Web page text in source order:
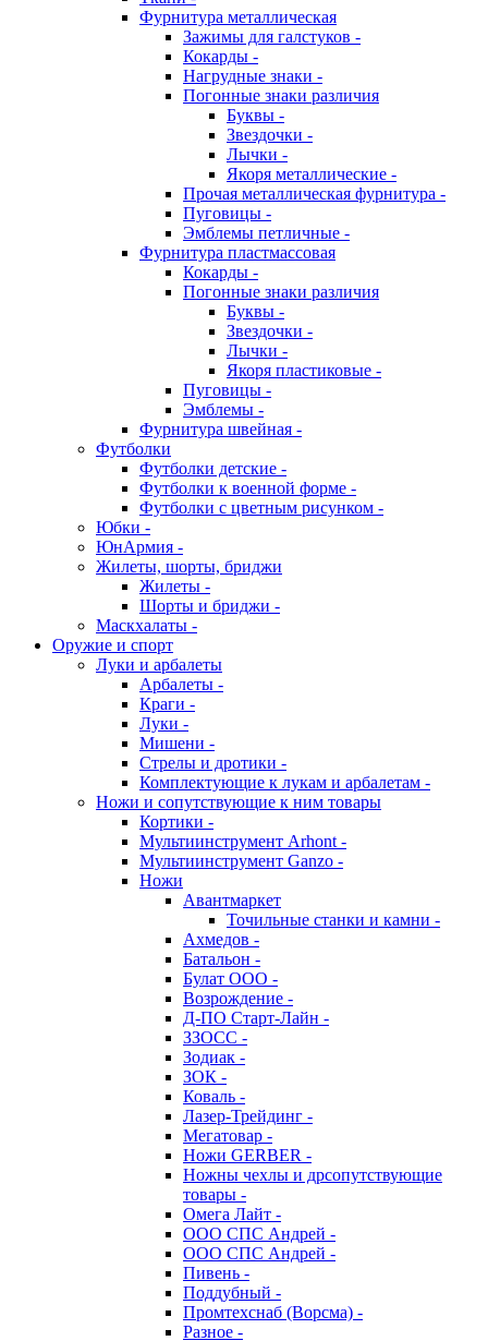
Фурнитура металлическая
Зажимы для галстуков -
Кокарды -
Нагрудные знаки -
Погонные знаки различия
Буквы -
Звездочки -
Лычки -
Якоря металлические -
Прочая металлическая фурнитура -
Пуговицы -
Эмблемы петличные -
Фурнитура пластмассовая
Кокарды -
Погонные знаки различия
Буквы -
Звездочки -
Лычки -
Якоря пластиковые -
Пуговицы -
Эмблемы -
Фурнитура швейная -
Футболки
Футболки детские -
Футболки к военной форме -
Футболки с цветным рисунком -
Юбки -
ЮнАрмия -
Жилеты, шорты, бриджи
Жилеты -
Шорты и бриджи -
Маскхалаты -
Оружие и спорт
Луки и арбалеты
Арбалеты -
Краги -
Луки -
Мишени -
Стрелы и дротики -
Комплектующие к лукам и арбалетам -
Ножи и сопутствующие к ним товары
Кортики -
Мультиинструмент Arhont -
Мультиинструмент Ganzo -
Ножи
Авантмаркет
Точильные станки и камни -
Ахмедов -
Батальон -
Булат ООО -
Возрождение -
Д-ПО Старт-Лайн -
ЗЗОСС -
Зодиак -
ЗОК -
Коваль -
Лазер-Трейдинг -
Мегатовар -
Ножи GERBER -
Ножны чехлы и дрсопутствующие
товары -
Омега Лайт -
ООО СПС Андрей -
ООО СПС Андрей -
Пивень -
Поддубный -
Промтехснаб (Ворсма) -
Разное -